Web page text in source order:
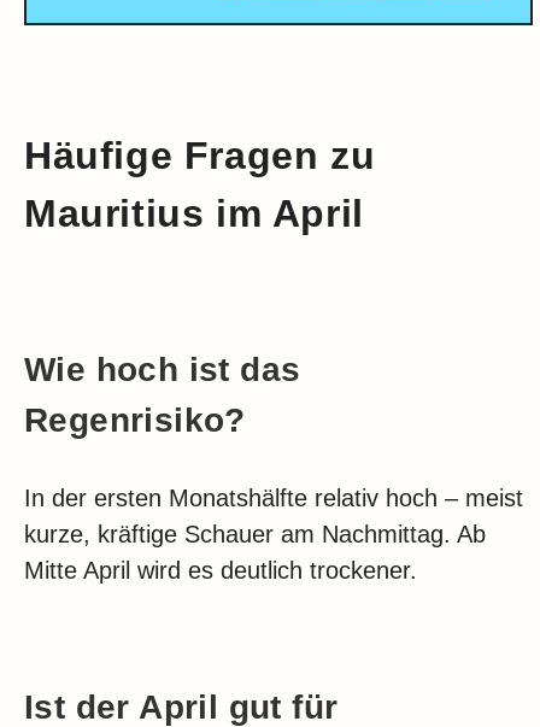
Häufige Fragen zu
Mauritius im April
Wie hoch ist das
Regenrisiko?
In der ersten Monatshälfte relativ hoch – meist
kurze, kräftige Schauer am Nachmittag. Ab
Mitte April wird es deutlich trockener.
Ist der April gut für